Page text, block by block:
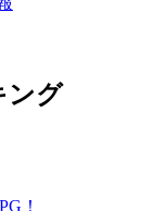
ング
！